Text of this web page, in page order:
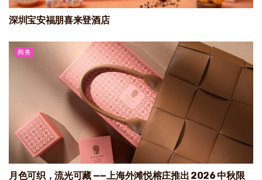
深圳宝安福朋喜来登酒店
商务
月色可织，流光可藏 ——上海外滩悦榕庄推出 2026 中秋限